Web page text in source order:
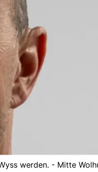
werden. - Mitte